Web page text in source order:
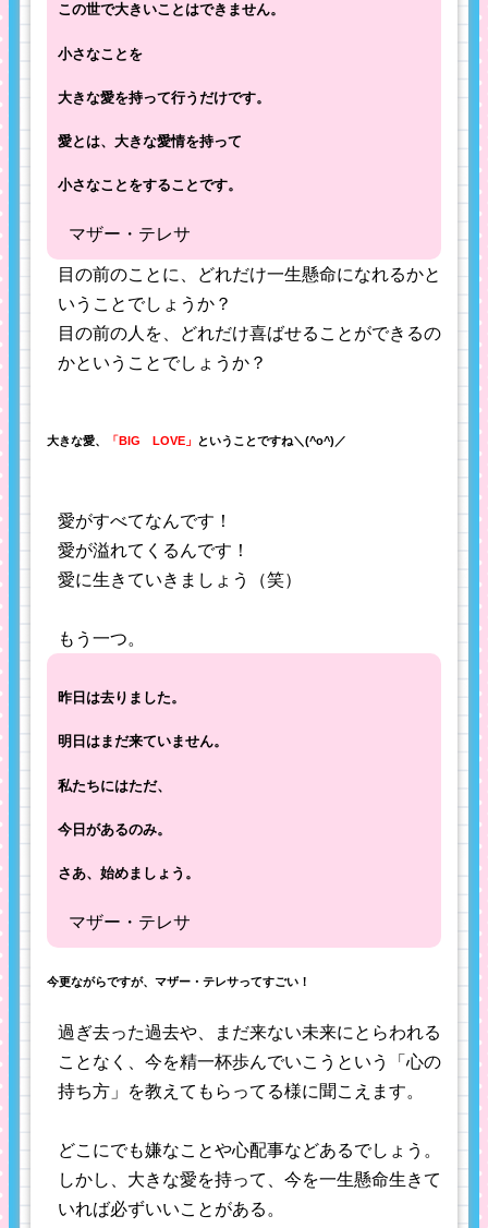
この世で大きいことはできません。
小さなことを
大きな愛を持って行うだけです。
愛とは、大きな愛情を持って
小さなことをすることです。
マザー・テレサ
目の前のことに、どれだけ一生懸命になれるかと
いうことでしょうか？
目の前の人を、どれだけ喜ばせることができるの
かということでしょうか？
大きな愛、 「BIG LOVE」 ということですね＼(^o^)／
愛がすべてなんです！
愛が溢れてくるんです！
愛に生きていきましょう（笑）
もう一つ。
昨日は去りました。
明日はまだ来ていません。
私たちにはただ、
今日があるのみ。
さあ、始めましょう。
マザー・テレサ
今更ながらですが、マザー・テレサってすごい！
過ぎ去った過去や、まだ来ない未来にとらわれる
ことなく、今を精一杯歩んでいこうという「心の
持ち方」を教えてもらってる様に聞こえます。
どこにでも嫌なことや心配事などあるでしょう。
しかし、大きな愛を持って、今を一生懸命生きて
いれば必ずいいことがある。